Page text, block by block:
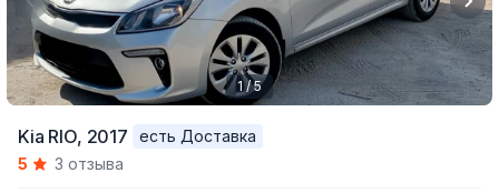
of
1 / 5
Kia RIO, 2017
есть Доставка
5
3 отзыва